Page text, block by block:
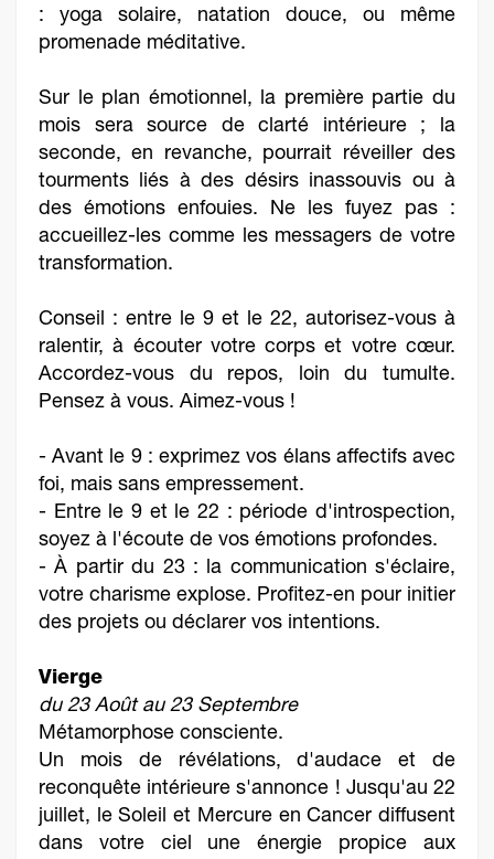
: yoga solaire, natation douce, ou même
promenade méditative.
Sur le plan émotionnel, la première partie du
mois sera source de clarté intérieure ; la
seconde, en revanche, pourrait réveiller des
tourments liés à des désirs inassouvis ou à
des émotions enfouies. Ne les fuyez pas :
accueillez-les comme les messagers de votre
transformation.
Conseil : entre le 9 et le 22, autorisez-vous à
ralentir, à écouter votre corps et votre cœur.
Accordez-vous du repos, loin du tumulte.
Pensez à vous. Aimez-vous !
- Avant le 9 : exprimez vos élans affectifs avec
foi, mais sans empressement.
- Entre le 9 et le 22 : période d'introspection,
soyez à l'écoute de vos émotions profondes.
- À partir du 23 : la communication s'éclaire,
votre charisme explose. Profitez-en pour initier
des projets ou déclarer vos intentions.
Vierge
du 23 Août au 23 Septembre
Métamorphose consciente.
Un mois de révélations, d'audace et de
reconquête intérieure s'annonce ! Jusqu'au 22
juillet, le Soleil et Mercure en Cancer diffusent
dans votre ciel une énergie propice aux